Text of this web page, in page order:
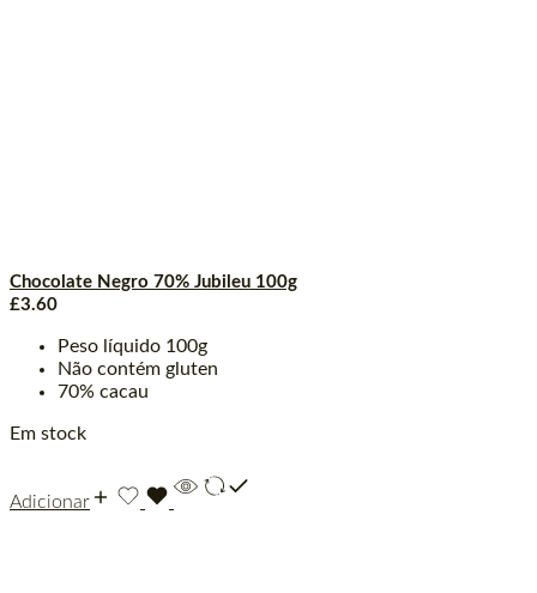
Chocolate Negro 70% Jubileu 100g
£3.60
Peso líquido 100g
Não contém gluten
70% cacau
Em stock
Adicionar